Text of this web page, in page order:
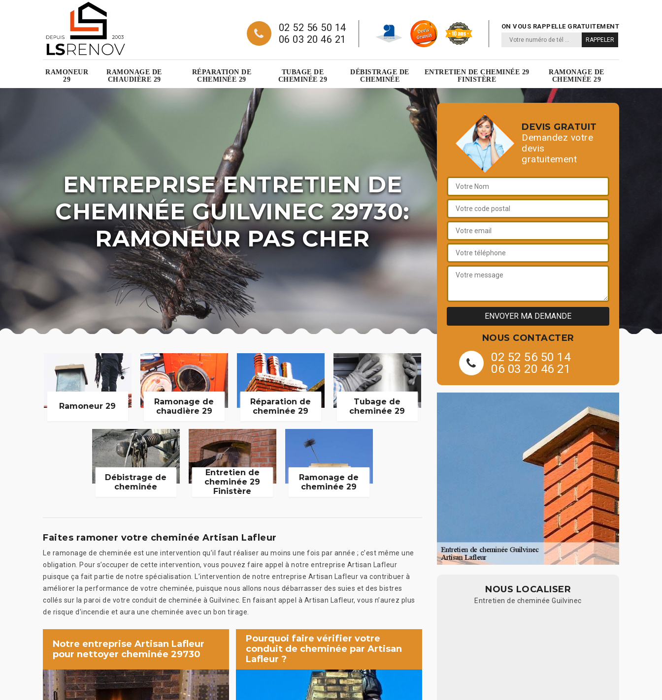
02 52 56 50 14
06 03 20 46 21
ON VOUS RAPPELLE GRATUITEMENT
RAMONEUR
29
RAMONAGE DE
CHAUDIÈRE 29
RÉPARATION DE
CHEMINÉE 29
TUBAGE DE
CHEMINÉE 29
DÉBISTRAGE DE
CHEMINÉE
ENTRETIEN DE CHEMINÉE 29
FINISTÈRE
RAMONAGE DE
CHEMINÉE 29
ENTREPRISE ENTRETIEN DE
CHEMINÉE GUILVINEC 29730:
RAMONEUR PAS CHER
Ramoneur 29
Ramonage de
chaudière 29
Réparation de
cheminée 29
Tubage de
cheminée 29
Débistrage de
cheminée
Entretien de
cheminée 29
Finistère
Ramonage de
cheminée 29
Faites ramoner votre cheminée Artisan Lafleur
Le ramonage de cheminée est une intervention qu’il faut réaliser au moins une fois par année ; c’est même une
obligation. Pour s’occuper de cette intervention, vous pouvez faire appel à notre entreprise Artisan Lafleur
puisque ça fait partie de notre spécialisation. L’intervention de notre entreprise Artisan Lafleur va contribuer à
améliorer la performance de votre cheminée, puisque nous allons nous débarrasser des suies et des bistres
collés sur la paroi de votre conduit de cheminée à Guilvinec. En faisant appel à Artisan Lafleur, vous n’aurez plus
de risque d’incendie et aura une cheminée avec un bon tirage.
Notre entreprise Artisan Lafleur
pour nettoyer cheminée 29730
Pourquoi faire vérifier votre
conduit de cheminée par Artisan
Lafleur ?
DEVIS GRATUIT
Demandez votre
devis
gratuitement
NOUS CONTACTER
02 52 56 50 14
06 03 20 46 21
NOUS LOCALISER
Entretien de cheminée Guilvinec